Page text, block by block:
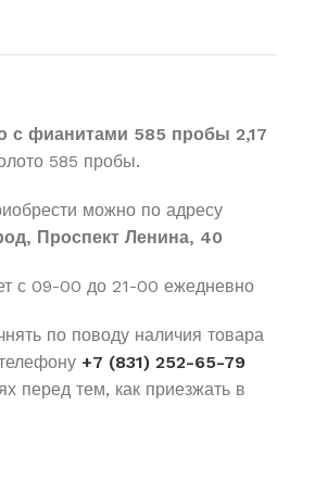
с фианитами 585 пробы 2,17
585 пробы.
можно по адресу
Проспект Ленина, 40
с 09-00 до 21-00 ежедневно
по поводу наличия товара
+7 (831) 252-65-79
перед тем, как приезжать в